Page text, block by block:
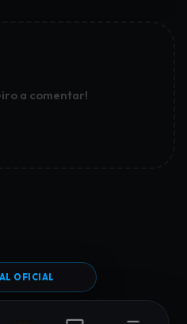
a comentar!
OFICIAL